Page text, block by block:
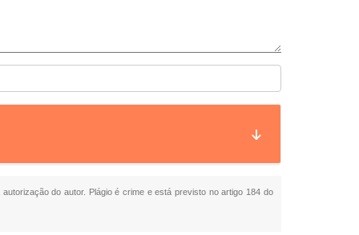
do autor. Plágio é crime e está previsto no artigo 184 do